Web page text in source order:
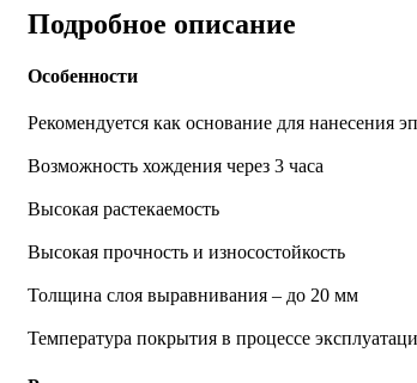
Подробное описание
Особенности
Рекомендуется как основание для нанесения
Возможность хождения через 3 часа
Высокая растекаемость
Высокая прочность и износостойкость
Толщина слоя выравнивания – до 20 мм
Температура покрытия в процессе